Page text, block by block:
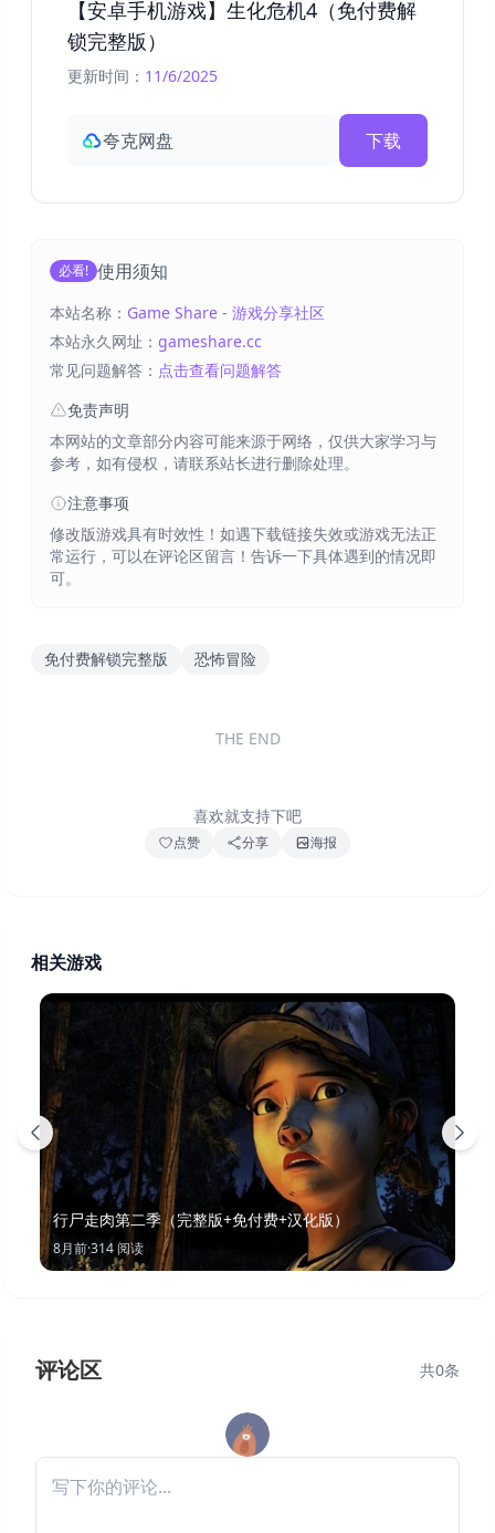
【安卓手机游戏】生化危机4（免付费解
锁完整版）
更新时间： 11/6/2025
夸克网盘 下载
必看! 使用须知
本站名称： Game Share - 游戏分享社区
本站永久网址： gameshare.cc
常见问题解答： 点击查看问题解答
免责声明
本网站的文章部分内容可能来源于网络，仅供大家学习与
参考，如有侵权，请联系站长进行删除处理。
注意事项
修改版游戏具有时效性！如遇下载链接失效或游戏无法正
常运行，可以在评论区留言！告诉一下具体遇到的情况即
可。
免付费解锁完整版 恐怖冒险
THE END
喜欢就支持下吧
点赞 分享 海报
相关游戏
行尸走肉第二季（完整版+免付费+汉化版）
8月前·314阅读
评论区 共0条